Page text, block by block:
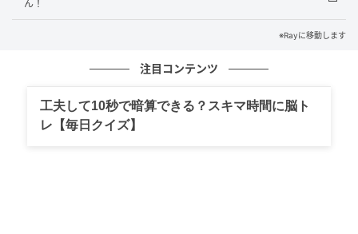
「뭐가 맛있어요?（ムォガ マシッソヨ）は「なにがおい
飲食店では「おすすめはなんですか」というニュアン
スの表現になります。
ん！
※Rayに移動します
注目コンテンツ
工夫して10秒で暗算できる？スキマ時間に脳ト
レ【毎日クイズ】